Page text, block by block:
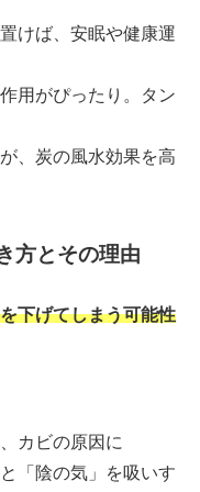
けば、安眠や健康運
用がぴったり。タン
が、炭の風水効果を高
方とその理由
下げてしまう可能性
カビの原因に
「陰の気」を吸いす